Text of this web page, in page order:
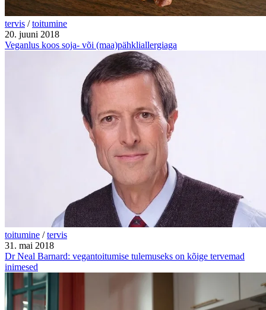
tervis / toitumine
20. juuni 2018
Veganlus koos soja- või (maa)pähkliallergiaga
toitumine / tervis
31. mai 2018
Dr Neal Barnard: vegantoitumise tulemuseks on kõige tervemad
inimesed